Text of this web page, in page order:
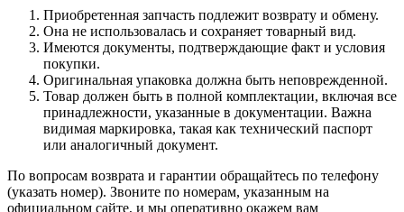
Приобретенная запчасть подлежит возврату и обмену.
Она не использовалась и сохраняет товарный вид.
Имеются документы, подтверждающие факт и условия
покупки.
Оригинальная упаковка должна быть неповрежденной.
Товар должен быть в полной комплектации, включая все
принадлежности, указанные в документации. Важна
видимая маркировка, такая как технический паспорт
или аналогичный документ.
По вопросам возврата и гарантии обращайтесь по телефону
(указать номер). Звоните по номерам, указанным на
официальном сайте, и мы оперативно окажем вам